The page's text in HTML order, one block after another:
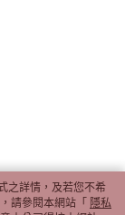
之詳情，及若您不希
請參閱本網站「 隱私